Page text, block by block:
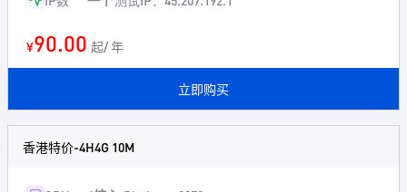
¥90.00 起/ 年
立即购买
香港特价-4H4G 10M